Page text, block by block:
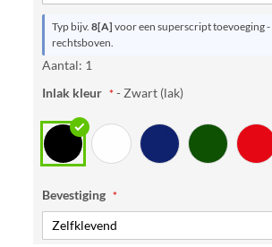
Typ bijv. 8[A] voor een superscript toevoeging
rechtsboven.
Aantal: 1
Inlak kleur
- Zwart (lak)
Bevestiging